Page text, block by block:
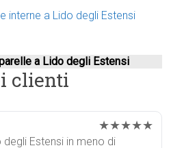
interne a Lido degli Estensi
a Lido degli Estensi
clienti
★★★★★
Estensi in meno di